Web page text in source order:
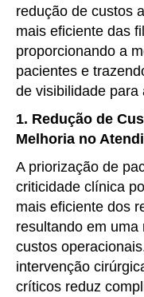
redução de custos
mais eficiente das
proporcionando a
pacientes e
de visibilidade para
1. Redução de
Melhoria no
A priorização de
criticidade clínica
mais eficiente dos
resultando em
custos
intervenção
críticos reduz